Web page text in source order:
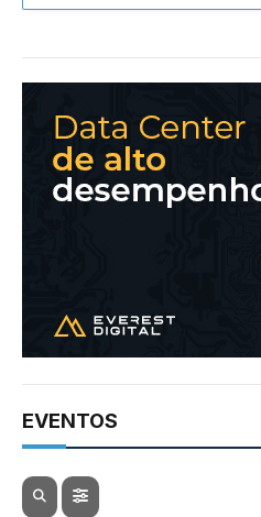
EVENTOS